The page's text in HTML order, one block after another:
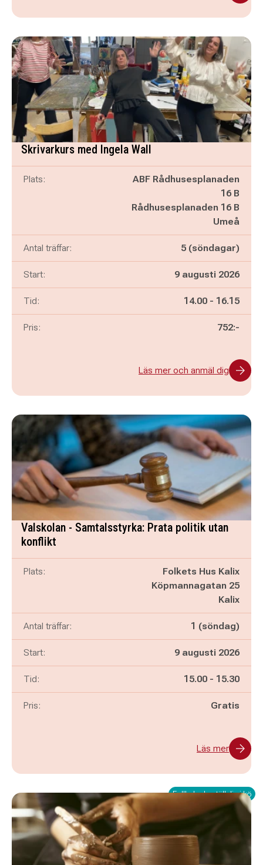
Skrivarkurs med Ingela Wall
Plats:
ABF Rådhusesplanaden
16 B
Rådhusesplanaden 16 B
Umeå
Antal träffar: 5 (söndagar)
Start: 9 augusti 2026
Tid: Pågår mellan
14.00 - och
16.15
Pris: 752:-
Läs mer och anmäl dig
Valskolan - Samtalsstyrka: Prata politik utan
konflikt
Plats:
Folkets Hus Kalix
Köpmannagatan 25
Kalix
Antal träffar: 1 (söndag)
Start: 9 augusti 2026
Tid: Pågår mellan
15.00 - och
15.30
Pris: Gratis
Läs mer
Fullbokad - ställ dig i kö